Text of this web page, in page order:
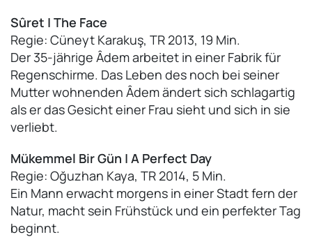
Sûret | The Face
Regie: Cüneyt Karakuş, TR 2013, 19 Min.
Der 35-jährige Âdem arbeitet in einer Fabrik für
Regenschirme. Das Leben des noch bei seiner
Mutter wohnenden Âdem ändert sich schlagartig
als er das Gesicht einer Frau sieht und sich in sie
verliebt.
Mükemmel Bir Gün | A Perfect Day
Regie: Oğuzhan Kaya, TR 2014, 5 Min.
Ein Mann erwacht morgens in einer Stadt fern der
Natur, macht sein Frühstück und ein perfekter Tag
beginnt.